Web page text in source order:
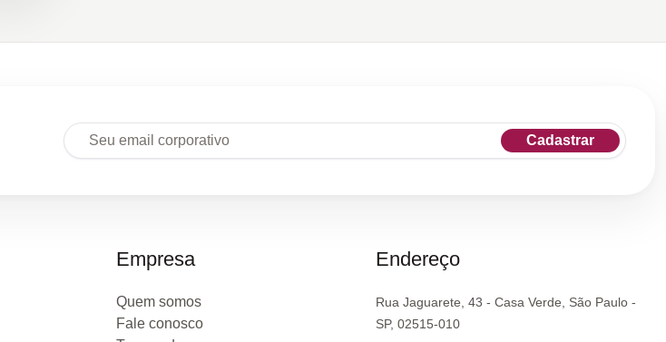
Cadastrar
Empresa
Quem somos
Fale conosco
Endereço
Rua Jaguarete, 43 - Casa Verde, São Paulo -
SP, 02515-010